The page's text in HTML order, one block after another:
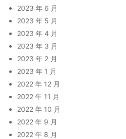
2023 年 6 月
2023 年 5 月
2023 年 4 月
2023 年 3 月
2023 年 2 月
2023 年 1 月
2022 年 12 月
2022 年 11 月
2022 年 10 月
2022 年 9 月
2022 年 8 月